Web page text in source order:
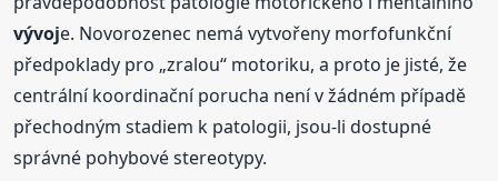
vývoje. Novorozenec nemá vytvořeny morfofunkční
předpoklady pro „zralou“ motoriku, a proto je jisté, že
centrální koordinační porucha není v žádném případě
přechodným stadiem k patologii, jsou-li dostupné
správné pohybové stereotypy.